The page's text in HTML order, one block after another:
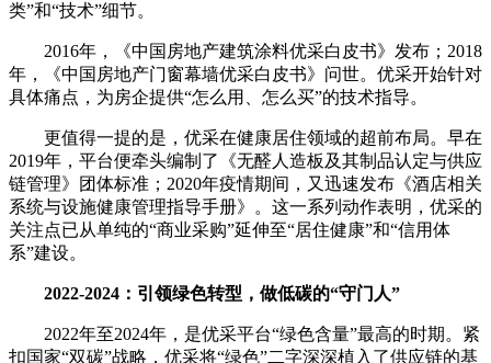
类”和“技术”细节。
2016年，《中国房地产建筑涂料优采白皮书》发布；2018
年，《中国房地产门窗幕墙优采白皮书》问世。优采开始针对
具体痛点，为房企提供“怎么用、怎么买”的技术指导。
更值得一提的是，优采在健康居住领域的超前布局。早在
2019年，平台便牵头编制了《无醛人造板及其制品认定与供应
链管理》团体标准；2020年疫情期间，又迅速发布《酒店相关
系统与设施健康管理指导手册》。这一系列动作表明，优采的
关注点已从单纯的“商业采购”延伸至“居住健康”和“信用体
系”建设。
2022-2024：引领绿色转型，做低碳的“守门人”
2022年至2024年，是优采平台“绿色含量”最高的时期。紧
扣国家“双碳”战略，优采将“绿色”二字深深植入了供应链的基